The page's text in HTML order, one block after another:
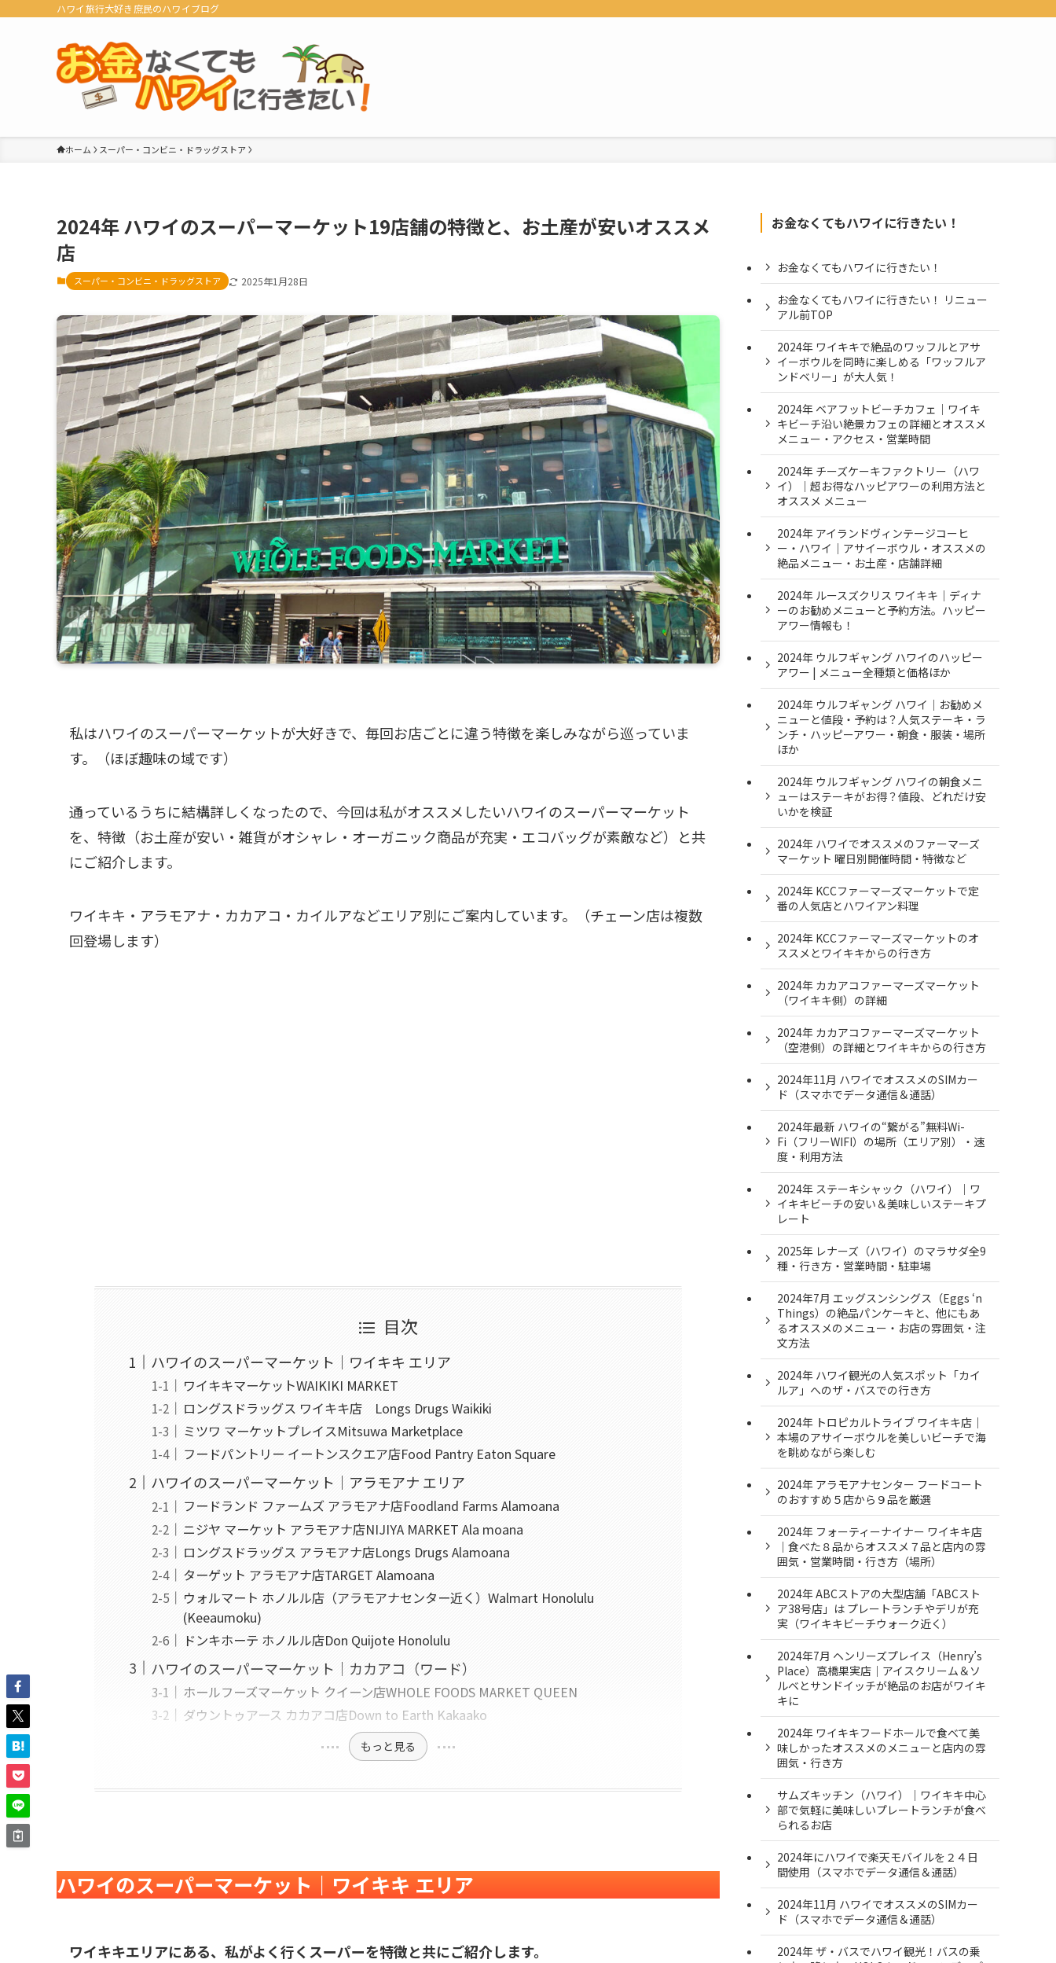
ハワイ旅行大好き庶民のハワイブログ
ホーム スーパー・コンビニ・ドラッグストア
2024年 ハワイのスーパーマーケット19店舗の特徴と、お土産が安いオススメ
店
スーパー・コンビニ・ドラッグストア 2025年1月28日
私はハワイのスーパーマーケットが大好きで、毎回お店ごとに違う特徴を楽しみながら巡っていま
す。（ほぼ趣味の域です）
通っているうちに結構詳しくなったので、今回は私がオススメしたいハワイのスーパーマーケット
を、特徴（お土産が安い・雑貨がオシャレ・オーガニック商品が充実・エコバッグが素敵など）と共
にご紹介します。
ワイキキ・アラモアナ・カカアコ・カイルアなどエリア別にご案内しています。（チェーン店は複数
回登場します）
目次
ハワイのスーパーマーケット｜ワイキキ エリア
ワイキキマーケットWAIKIKI MARKET
ロングスドラッグス ワイキキ店 Longs Drugs Waikiki
ミツワ マーケットプレイスMitsuwa Marketplace
フードパントリー イートンスクエア店Food Pantry Eaton Square
ハワイのスーパーマーケット｜アラモアナ エリア
フードランド ファームズ アラモアナ店Foodland Farms Alamoana
ニジヤ マーケット アラモアナ店NIJIYA MARKET Ala moana
ロングスドラッグス アラモアナ店Longs Drugs Alamoana
ターゲット アラモアナ店TARGET Alamoana
ウォルマート ホノルル店（アラモアナセンター近く）Walmart Honolulu
(Keeaumoku)
ドンキホーテ ホノルル店Don Quijote Honolulu
ハワイのスーパーマーケット｜カカアコ（ワード）
ホールフーズマーケット クイーン店WHOLE FOODS MARKET QUEEN
ダウントゥアース カカアコ店Down to Earth Kakaako
もっと見る
ハワイのスーパーマーケット｜ワイキキ エリア
ワイキキエリアにある、私がよく行くスーパーを特徴と共にご紹介します。
お金なくてもハワイに行きたい！
お金なくてもハワイに行きたい！
お金なくてもハワイに行きたい！ リニュー
アル前TOP
2024年 ワイキキで絶品のワッフルとアサ
イーボウルを同時に楽しめる「ワッフルア
ンドベリー」が大人気！
2024年 ベアフットビーチカフェ｜ワイキ
キビーチ沿い絶景カフェの詳細とオススメ
メニュー・アクセス・営業時間
2024年 チーズケーキファクトリー（ハワ
イ）｜超お得なハッピアワーの利用方法と
オススメ メニュー
2024年 アイランドヴィンテージコーヒ
ー・ハワイ｜アサイーボウル・オススメの
絶品メニュー・お土産・店舗詳細
2024年 ルースズクリス ワイキキ｜ディナ
ーのお勧めメニューと予約方法。ハッピー
アワー情報も！
2024年 ウルフギャング ハワイのハッピー
アワー | メニュー全種類と価格ほか
2024年 ウルフギャング ハワイ｜お勧めメ
ニューと値段・予約は？人気ステーキ・ラ
ンチ・ハッピーアワー・朝食・服装・場所
ほか
2024年 ウルフギャング ハワイの朝食メニ
ューはステーキがお得？値段、どれだけ安
いかを検証
2024年 ハワイでオススメのファーマーズ
マーケット 曜日別開催時間・特徴など
2024年 KCCファーマーズマーケットで定
番の人気店とハワイアン料理
2024年 KCCファーマーズマーケットのオ
ススメとワイキキからの行き方
2024年 カカアコファーマーズマーケット
（ワイキキ側）の詳細
2024年 カカアコファーマーズマーケット
（空港側）の詳細とワイキキからの行き方
2024年11月 ハワイでオススメのSIMカー
ド（スマホでデータ通信＆通話）
2024年最新 ハワイの“繋がる”無料Wi-
Fi（フリーWIFI）の場所（エリア別）・速
度・利用方法
2024年 ステーキシャック（ハワイ）｜ワ
イキキビーチの安い＆美味しいステーキプ
レート
2025年 レナーズ（ハワイ）のマラサダ全9
種・行き方・営業時間・駐車場
2024年7月 エッグスンシングス（Eggs ‘n
Things）の絶品パンケーキと、他にもあ
るオススメのメニュー・お店の雰囲気・注
文方法
2024年 ハワイ観光の人気スポット「カイ
ルア」へのザ・バスでの行き方
2024年 トロピカルトライブ ワイキキ店｜
本場のアサイーボウルを美しいビーチで海
を眺めながら楽しむ
2024年 アラモアナセンター フードコート
のおすすめ５店から９品を厳選
2024年 フォーティーナイナー ワイキキ店
｜食べた８品からオススメ７品と店内の雰
囲気・営業時間・行き方（場所）
2024年 ABCストアの大型店舗「ABCスト
ア38号店」は プレートランチやデリが充
実（ワイキキビーチウォーク近く）
2024年7月 ヘンリーズプレイス（Henry’s
Place）高橋果実店｜アイスクリーム＆ソ
ルベとサンドイッチが絶品のお店がワイキ
キに
2024年 ワイキキフードホールで食べて美
味しかったオススメのメニューと店内の雰
囲気・行き方
サムズキッチン（ハワイ）｜ワイキキ中心
部で気軽に美味しいプレートランチが食べ
られるお店
2024年にハワイで楽天モバイルを２４日
間使用（スマホでデータ通信＆通話）
2024年11月 ハワイでオススメのSIMカー
ド（スマホでデータ通信＆通話）
2024年 ザ・バスでハワイ観光！バスの乗